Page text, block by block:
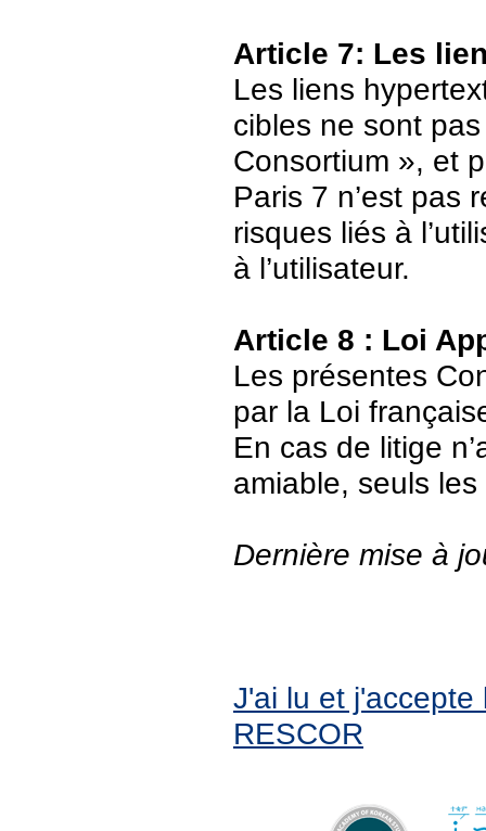
Article 7: Les
Les liens
cibles ne sont
Consortium », et
Paris 7 n’est pas
risques liés à
à l’utilisateur.
Article 8 : Loi
Les présentes
par la Loi
En cas de litige
amiable, seuls
Dernière mise à
J'ai lu et
RESCOR